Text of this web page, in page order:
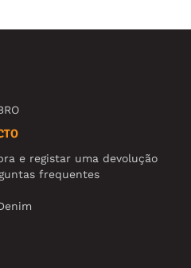
e registar uma devolução
frequentes